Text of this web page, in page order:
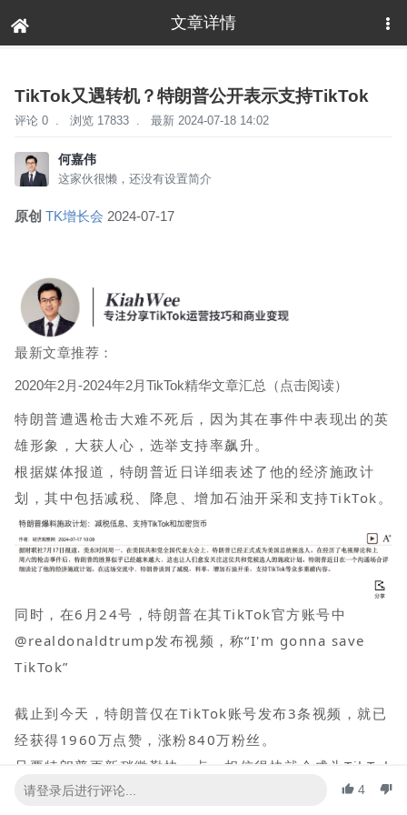
文章详情
下拉刷新
TikTok又遇转机？特朗普公开表示支持TikTok
评论 0 . 浏览 17833 . 最新 2024-07-18 14:02
何嘉伟
这家伙很懒，还没有设置简介
原创 TK增长会 2024-07-17
最新文章推荐：
2020年2月-2024年2月TikTok精华文章汇总 （点击阅读）
特朗普遭遇枪击大难不死后，因为其在事件中表现出的英
雄形象，大获人心，选举支持率飙升。
根据媒体报道，特朗普近日详细表述了他的经济施政计
划，其中包括减税、降息、增加石油开采和支持TikTok。
同时，在6月24号，特朗普在其TikTok官方账号中
@realdonaldtrump发布视频，称“I'm gonna save
TikTok”
截止到今天，特朗普仅在TikTok账号发布3条视频，就已
经获得1960万点赞，涨粉840万粉丝。
只要特朗普更新稍微勤快一点，相信很快就会成为TikTok
千万粉丝网红。
4